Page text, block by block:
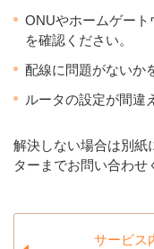
ONUやホームゲー
を確認ください。
配線に問題がないか
ルータの設定が間違
解決しない場合は別紙
ターまでお問い合わせ
サービス